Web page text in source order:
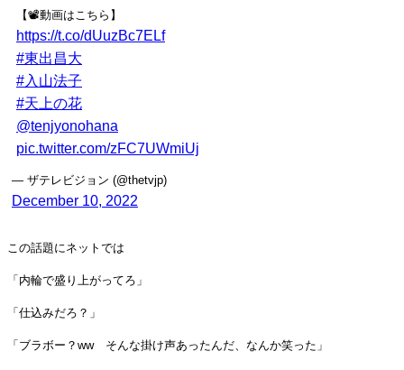
【📽️動画はこちら】
https://t.co/dUuzBc7ELf
#東出昌大
#入山法子
#天上の花
@tenjyonohana
pic.twitter.com/zFC7UWmiUj
— ザテレビジョン (@thetvjp)
December 10, 2022
この話題にネットでは
「内輪で盛り上がってろ」
「仕込みだろ？」
「ブラボー？ww そんな掛け声あったんだ、なんか笑った」